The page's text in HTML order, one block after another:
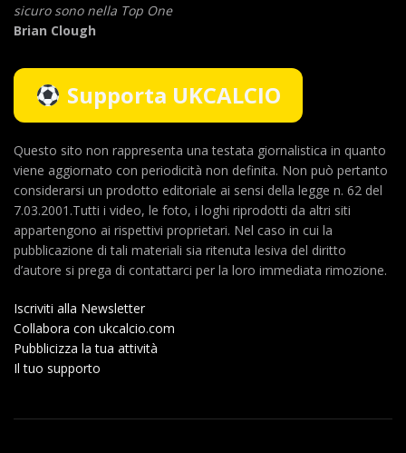
sicuro sono nella Top One
Brian Clough
Supporta UKCALCIO
Questo sito non rappresenta una testata giornalistica in quanto
viene aggiornato con periodicità non definita. Non può pertanto
considerarsi un prodotto editoriale ai sensi della legge n. 62 del
7.03.2001.Tutti i video, le foto, i loghi riprodotti da altri siti
appartengono ai rispettivi proprietari. Nel caso in cui la
pubblicazione di tali materiali sia ritenuta lesiva del diritto
d’autore si prega di contattarci per la loro immediata rimozione.
Iscriviti alla Newsletter
Collabora con ukcalcio.com
Pubblicizza la tua attività
Il tuo supporto